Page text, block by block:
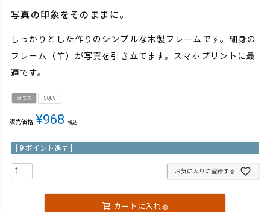
写真の印象をそのままに。
しっかりとした作りのシンプルな木製フレームです。細身の
フレーム（竿）が写真を引き立てます。スマホプリントに最
適です。
ガラス SQ89
販売価格 ¥968 税込
9 ポイント進呈 ]
お気に入りに登録する
カートに入れる